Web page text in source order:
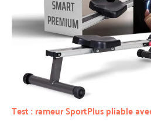
Test : rameur SportPlus pliable